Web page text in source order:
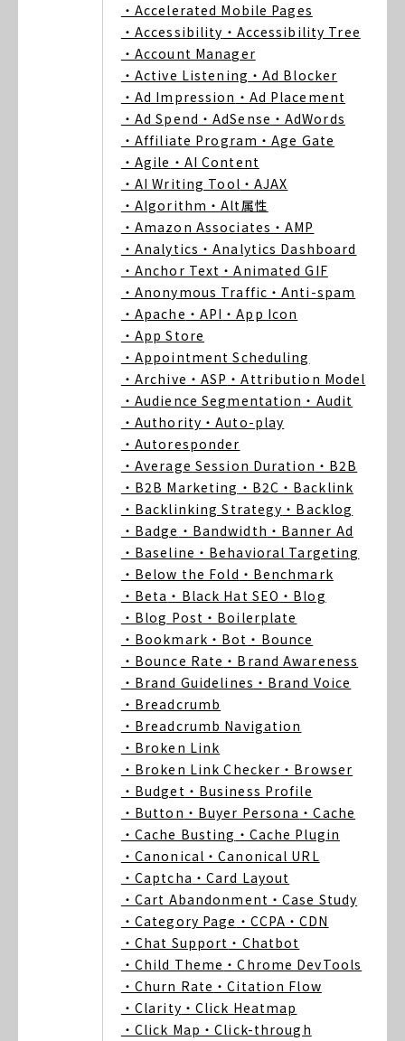
・Accelerated Mobile Pages
・Accessibility ・Accessibility Tree
・Account Manager
・Active Listening ・Ad Blocker
・Ad Impression ・Ad Placement
・Ad Spend ・AdSense ・AdWords
・Affiliate Program ・Age Gate
・Agile ・AI Content
・AI Writing Tool ・AJAX
・Algorithm ・Alt属性
・Amazon Associates ・AMP
・Analytics ・Analytics Dashboard
・Anchor Text ・Animated GIF
・Anonymous Traffic ・Anti-spam
・Apache ・API ・App Icon
・App Store
・Appointment Scheduling
・Archive ・ASP ・Attribution Model
・Audience Segmentation ・Audit
・Authority ・Auto-play
・Autoresponder
・Average Session Duration ・B2B
・B2B Marketing ・B2C ・Backlink
・Backlinking Strategy ・Backlog
・Badge ・Bandwidth ・Banner Ad
・Baseline ・Behavioral Targeting
・Below the Fold ・Benchmark
・Beta ・Black Hat SEO ・Blog
・Blog Post ・Boilerplate
・Bookmark ・Bot ・Bounce
・Bounce Rate ・Brand Awareness
・Brand Guidelines ・Brand Voice
・Breadcrumb
・Breadcrumb Navigation
・Broken Link
・Broken Link Checker ・Browser
・Budget ・Business Profile
・Button ・Buyer Persona ・Cache
・Cache Busting ・Cache Plugin
・Canonical ・Canonical URL
・Captcha ・Card Layout
・Cart Abandonment ・Case Study
・Category Page ・CCPA ・CDN
・Chat Support ・Chatbot
・Child Theme ・Chrome DevTools
・Churn Rate ・Citation Flow
・Clarity ・Click Heatmap
・Click Map ・Click-through